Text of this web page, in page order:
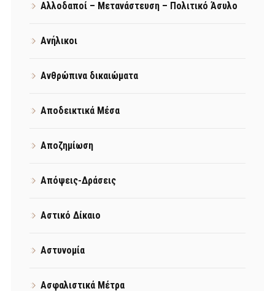
Αλλοδαποί – Μετανάστευση – Πολιτικό Άσυλο
Ανήλικοι
Ανθρώπινα δικαιώματα
Αποδεικτικά Μέσα
Αποζημίωση
Απόψεις-Δράσεις
Αστικό Δίκαιο
Αστυνομία
Ασφαλιστικά Μέτρα